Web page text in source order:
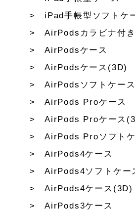
iPad手帳型ソフトケ
AirPodsカラビナ付
AirPodsケース
AirPodsケース(3D)
AirPodsソフトケース
AirPods Proケース
AirPods Proケース
AirPods Proソフト
AirPods4ケース
AirPods4ソフトケー
AirPods4ケース(3D)
AirPods3ケース